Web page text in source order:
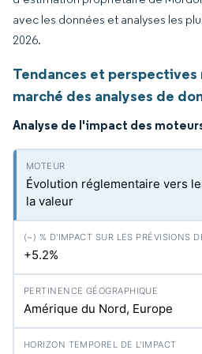
avec les données et analyses les
2026.
Tendances et perspectives
marché des analyses de
Analyse de l'impact des
Évolution réglementaire vers
la valeur
+5.2%
Amérique du Nord, Europe